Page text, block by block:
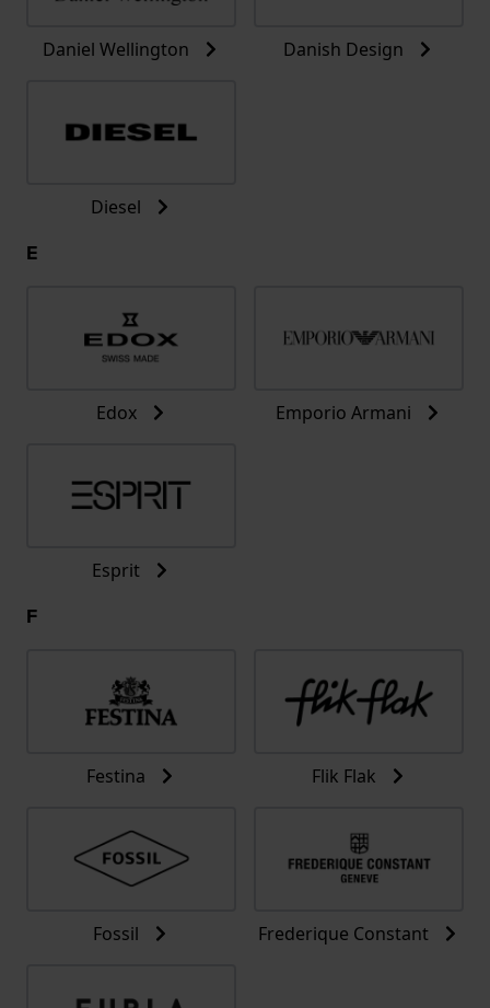
Daniel Wellington Danish Design
Diesel
E
Edox Emporio Armani
Esprit
F
Festina Flik Flak
Fossil Frederique Constant